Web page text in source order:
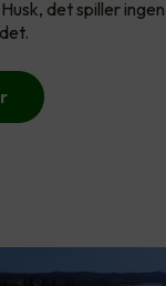
det spiller